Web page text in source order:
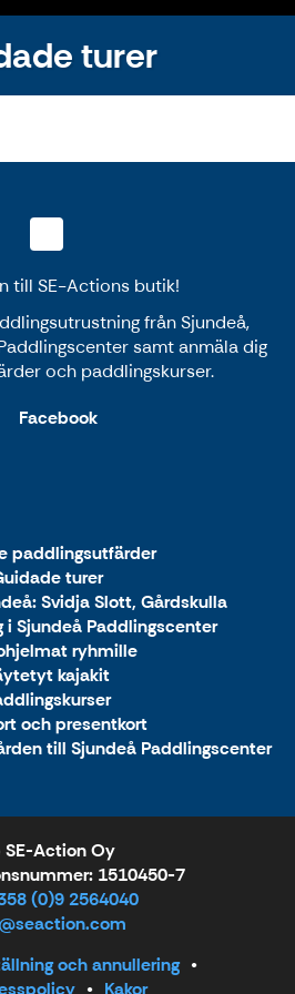
turer
till SE-Actions butik!
från Sjundeå,
samt anmäla dig
och paddlingskurser.
Facebook
paddlingsutfärder
turer
Svidja Slott, Gårdskulla
i Sjundeå Paddlingscenter
ryhmille
kajakit
och presentkort
till Sjundeå Paddlingscenter
SE-Action Oy
1510450-7
(0)9 2564040
och annullering